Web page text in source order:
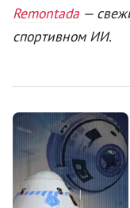
Remontada —
спортивном ИИ.